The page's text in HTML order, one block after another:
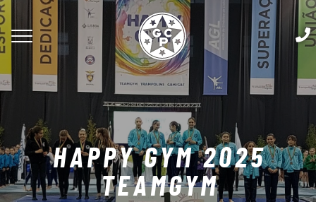
HAPPY GYM 2025
TEAMGYM